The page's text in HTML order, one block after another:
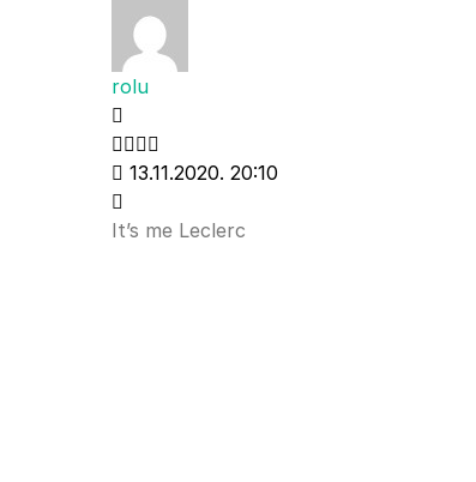
rolu
13.11.2020. 20:10
It’s me Leclerc